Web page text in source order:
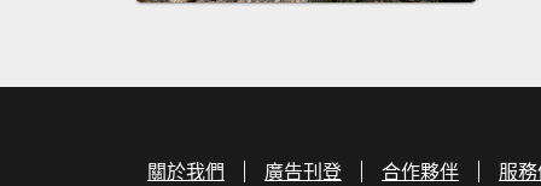
關於我們 廣告刊登 合作夥伴 服